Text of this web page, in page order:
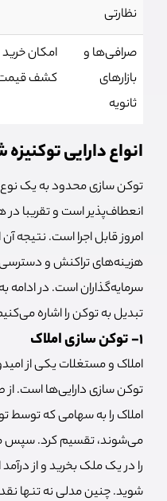
نظارتی
صرافی‌ها و
بازارهای
ثانویه
امکان
کشف
انواع دارایی
توکن سازی محدود به یک
انعطاف‌پذیر است و تقریبا در
امروز قابل اجرا است. نتیجه
هزینه‌های تراکنش و
سرمایه‌گذاران است. در ادامه
تبدیل به توکن را اشاره
1- توکن سازی املاک
املاک و مستغلات یکی از
توکن سازی دارایی‌ها است. از
املاک را به سهامی که توسط
می‌شوند، تقسیم کرد. سپس
را در یک ملک بخرید و از
شوید. چنین مدلی نه تنها